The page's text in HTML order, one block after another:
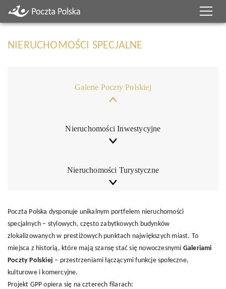
NIERUCHOMOŚCI SPECJALNE
Galerie Poczty Polskiej
Nieruchomości Inwestycyjne
Nieruchomości Turystyczne
Poczta Polska dysponuje unikalnym portfelem nieruchomości
specjalnych – stylowych, często zabytkowych budynków
zlokalizowanych w prestiżowych punktach największych miast. To
miejsca z historią, które mają szansę stać się nowoczesnymi Galeriami
Poczty Polskiej – przestrzeniami łączącymi funkcje społeczne,
kulturowe i komercyjne.
Projekt GPP opiera się na czterech filarach: